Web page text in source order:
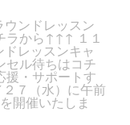
ウンドレッスン
ラから↑↑↑ １１
レッスンキャ
ル待ちはコチ
・サポートす
７（水）に午前
開催いたしま